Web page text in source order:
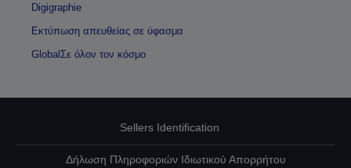
Digigraphie
Εκτύπωση απευθείας σε ύφασμα
GlobalΣε όλον τον κόσμο
Sellers Identification
Δήλωση Πληροφοριών Ιδιωτικού Απορρήτου